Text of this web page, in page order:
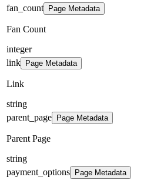
fan_count
Page Metadata
Fan Count
integer
link
Page Metadata
Link
string
parent_page
Page Metadata
Parent Page
string
payment_options
Page Metadata